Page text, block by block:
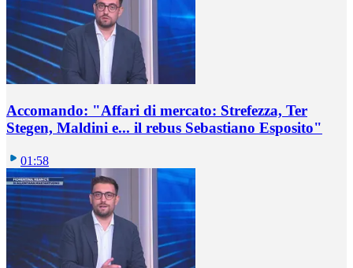
Accomando: "Affari di mercato: Strefezza, Ter
Stegen, Maldini e... il rebus Sebastiano Esposito"
01:58